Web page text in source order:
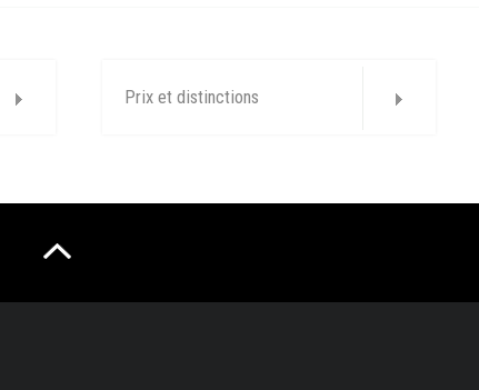
Prix et distinctions